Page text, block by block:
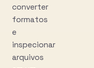
converter
formatos
e
inspecionar
arquivos